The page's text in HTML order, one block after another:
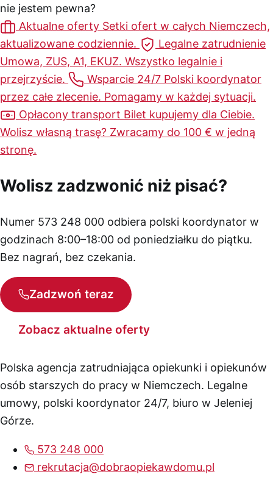
nie jestem pewna?
Aktualne oferty Setki ofert w całych Niemczech,
aktualizowane codziennie.
Legalne zatrudnienie
Umowa, ZUS, A1, EKUZ. Wszystko legalnie i
przejrzyście.
Wsparcie 24/7 Polski koordynator
przez całe zlecenie. Pomagamy w każdej sytuacji.
Opłacony transport Bilet kupujemy dla Ciebie.
Wolisz własną trasę? Zwracamy do 100 € w jedną
stronę.
Wolisz zadzwonić niż pisać?
Numer 573 248 000 odbiera polski koordynator w
godzinach 8:00–18:00 od poniedziałku do piątku.
Bez nagrań, bez czekania.
Zadzwoń teraz
Zobacz aktualne oferty
Polska agencja zatrudniająca opiekunki i opiekunów
osób starszych do pracy w Niemczech. Legalne
umowy, polski koordynator 24/7, biuro w Jeleniej
Górze.
573 248 000
rekrutacja@dobraopiekawdomu.pl